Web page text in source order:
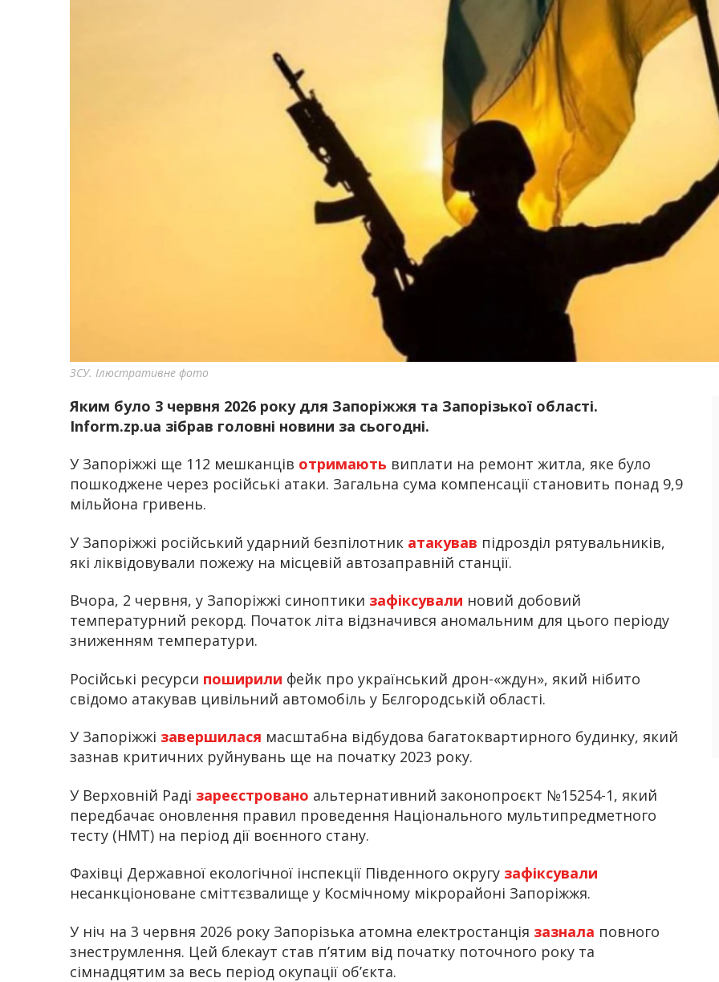
ЗСУ. Ілюстративне фото
Яким було 3 червня 2026 року для Запоріжжя та Запорізької області.
Inform.zp.ua зібрав головні новини за сьогодні.
У Запоріжжі ще 112 мешканців отримають виплати на ремонт житла, яке було
пошкоджене через російські атаки. Загальна сума компенсації становить понад 9,9
мільйона гривень.
У Запоріжжі російський ударний безпілотник атакував підрозділ рятувальників,
які ліквідовували пожежу на місцевій автозаправній станції.
Вчора, 2 червня, у Запоріжжі синоптики зафіксували новий добовий
температурний рекорд. Початок літа відзначився аномальним для цього періоду
зниженням температури.
Російські ресурси поширили фейк про український дрон-«ждун», який нібито
свідомо атакував цивільний автомобіль у Бєлгородській області.
У Запоріжжі завершилася масштабна відбудова багатоквартирного будинку, який
зазнав критичних руйнувань ще на початку 2023 року.
У Верховній Раді зареєстровано альтернативний законопроєкт №15254-1, який
передбачає оновлення правил проведення Національного мультипредметного
тесту (НМТ) на період дії воєнного стану.
Фахівці Державної екологічної інспекції Південного округу зафіксували
несанкціоноване сміттєзвалище у Космічному мікрорайоні Запоріжжя.
У ніч на 3 червня 2026 року Запорізька атомна електростанція зазнала повного
знеструмлення. Цей блекаут став п’ятим від початку поточного року та
сімнадцятим за весь період окупації об’єкта.